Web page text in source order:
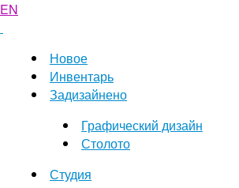
EN
Новое
Инвентарь
Задизайнено
Графический дизайн
Столото
Студия